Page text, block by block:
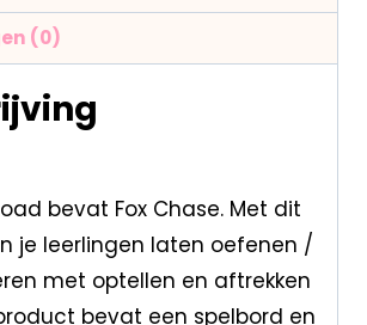
(0)
bevat Fox Chase. Met dit
je leerlingen laten oefenen /
met optellen en aftrekken
bevat een spelbord en